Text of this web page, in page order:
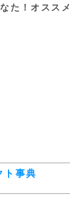
た！オススメ
ト事典